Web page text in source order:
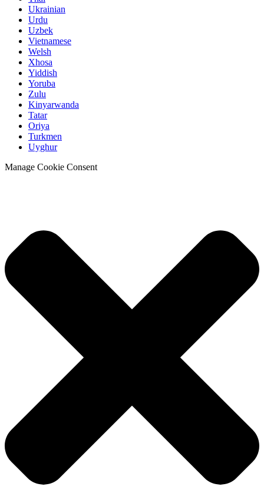
Ukrainian
Urdu
Uzbek
Vietnamese
Welsh
Xhosa
Yiddish
Yoruba
Zulu
Kinyarwanda
Tatar
Oriya
Turkmen
Uyghur
Manage Cookie Consent